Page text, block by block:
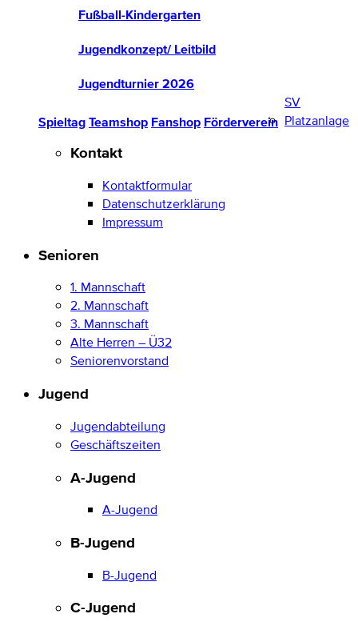
Fußball-Kindergarten
Jugendkonzept/ Leitbild
Jugendturnier 2026
Spieltag Teamshop Fanshop Förderverein
SV
Platzanlage
Kontakt
Kontaktformular
Datenschutzerklärung
Impressum
Senioren
1. Mannschaft
2. Mannschaft
3. Mannschaft
Alte Herren – Ü32
Seniorenvorstand
Jugend
Jugendabteilung
Geschäftszeiten
A-Jugend
A-Jugend
B-Jugend
B-Jugend
C-Jugend